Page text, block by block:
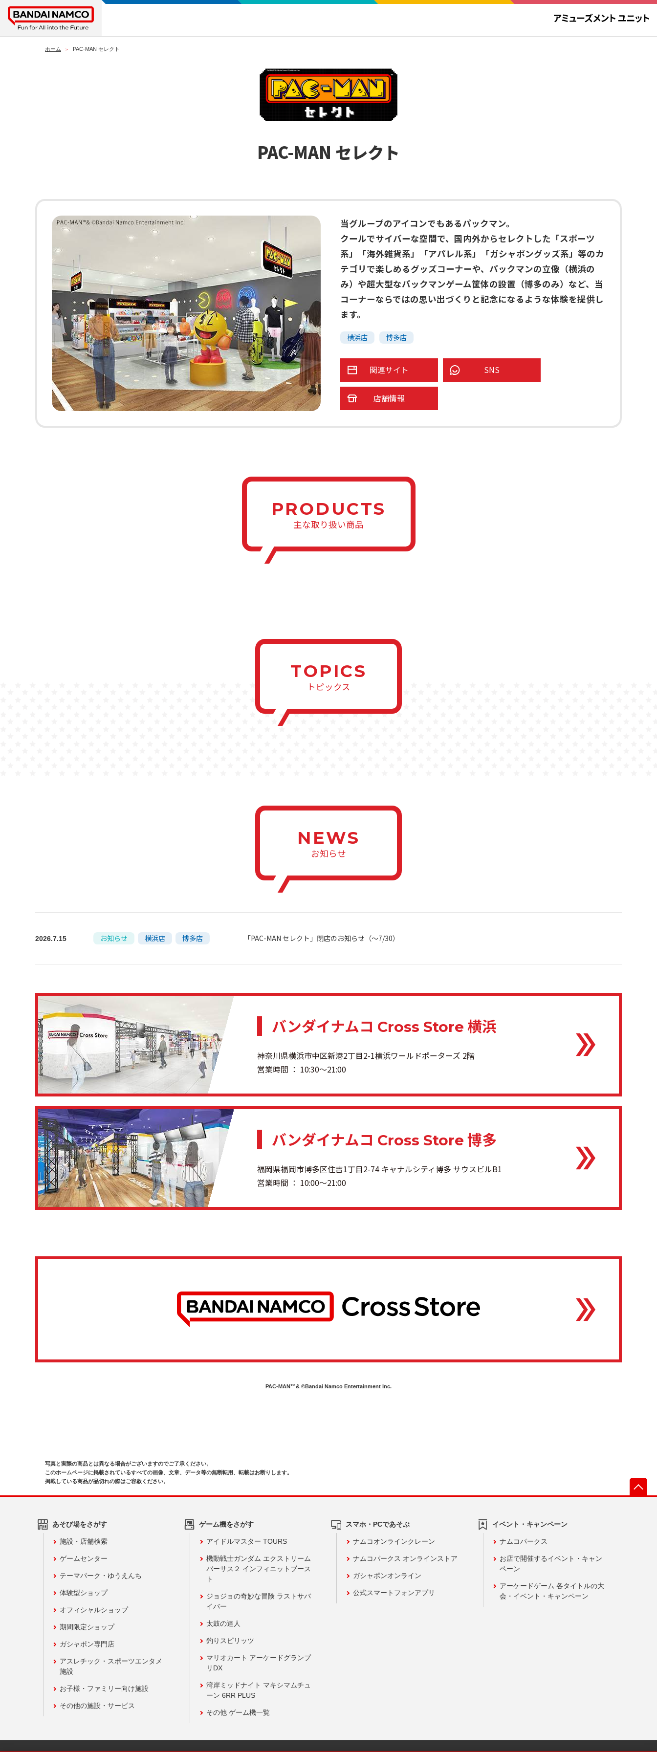
ホーム PAC-MAN セレクト
PAC-MAN セレクト
当グループのアイコンでもあるパックマン。
クールでサイバーな空間で、国内外からセレクトした「スポーツ
系」「海外雑貨系」「アパレル系」「ガシャポングッズ系」等のカ
テゴリで楽しめるグッズコーナーや、パックマンの立像（横浜の
み）や超大型なパックマンゲーム筐体の設置（博多のみ）など、当
コーナーならではの思い出づくりと記念になるような体験を提供し
ます。
横浜店 博多店
関連サイト SNS
店舗情報
PRODUCTS
主な取り扱い商品
TOPICS
トピックス
NEWS
お知らせ
2026.7.15 お知らせ 横浜店 博多店 「PAC-MAN セレクト」閉店のお知らせ（～7/30）
バンダイナムコ Cross Store 横浜
神奈川県横浜市中区新港2丁目2-1横浜ワールドポーターズ 2階
営業時間 ： 10:30〜21:00
バンダイナムコ Cross Store 博多
福岡県福岡市博多区住吉1丁目2-74 キャナルシティ博多 サウスビルB1
営業時間 ： 10:00〜21:00
PAC-MAN™& ©Bandai Namco Entertainment Inc.
写真と実際の商品とは異なる場合がございますのでご了承ください。
このホームページに掲載されているすべての画像、文章、データ等の無断転用、転載はお断りします。
掲載している商品が品切れの際はご容赦ください。
あそび場をさがす
施設・店舗検索
ゲームセンター
テーマパーク・ゆうえんち
体験型ショップ
オフィシャルショップ
期間限定ショップ
ガシャポン専門店
アスレチック・スポーツエンタメ
施設
お子様・ファミリー向け施設
その他の施設・サービス
ゲーム機をさがす
アイドルマスター TOURS
機動戦士ガンダム エクストリーム
バーサス２ インフィニットブース
ト
ジョジョの奇妙な冒険 ラストサバ
イバー
太鼓の達人
釣りスピリッツ
マリオカート アーケードグランプ
リDX
湾岸ミッドナイト マキシマムチュ
ーン 6RR PLUS
その他 ゲーム機一覧
スマホ・PCであそぶ
ナムコオンラインクレーン
ナムコパークス オンラインストア
ガシャポンオンライン
公式スマートフォンアプリ
イベント・キャンペーン
ナムコパークス
お店で開催するイベント・キャン
ペーン
アーケードゲーム 各タイトルの大
会・イベント・キャンペーン